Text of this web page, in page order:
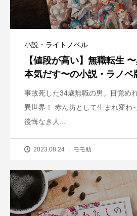
小説・ライトノベル
【値段が高い】無職転生
本気だす〜の小説・ラノベ
事故死した34歳無職の男。目覚め
異世界！ 赤ん坊として生まれ変わ
後悔なき人...
2023.08.24 モモ助